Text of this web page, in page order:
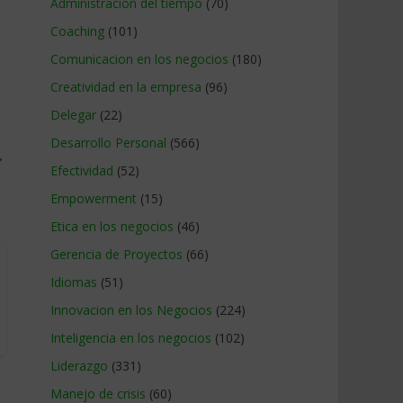
Coaching (101)
Comunicacion en los negocios (180)
Creatividad en la empresa (96)
Delegar (22)
Desarrollo Personal (566)
Efectividad (52)
Empowerment (15)
Etica en los negocios (46)
Gerencia de Proyectos (66)
Idiomas (51)
Innovacion en los Negocios (224)
Inteligencia en los negocios (102)
Liderazgo (331)
Manejo de crisis (60)